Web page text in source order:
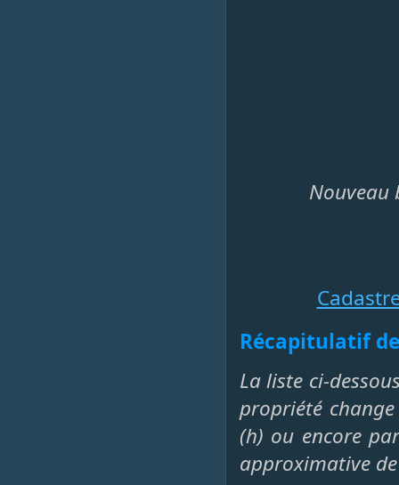
Nouveau
Récapitulatif
La liste ci-
propriété
(h) ou encore
approximative